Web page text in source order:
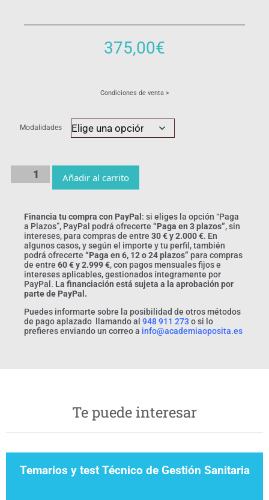
375,00€
Condiciones de venta >
Modalidades
Añadir al carrito
Financia tu compra con PayPal : si eliges la opción “Paga
a Plazos”, PayPal podrá ofrecerte “Paga en 3 plazos”, sin
intereses, para compras de entre 30 € y 2.000 €. En
algunos casos, y según el importe y tu perfil, también
podrá ofrecerte “Paga en 6, 12 o 24 plazos” para compras
de entre 60 € y 2.999 €, con pagos mensuales fijos e
intereses aplicables, gestionados íntegramente por
PayPal. La financiación está sujeta a la aprobación por
parte de PayPal.
Puedes informarte sobre la posibilidad de otros métodos
de pago aplazado llamando al 948 911 273o si lo
prefieres enviando un correo a info@academiaoposita.es
Te puede interesar
Temarios y test Técnico de Gestión Sanitaria